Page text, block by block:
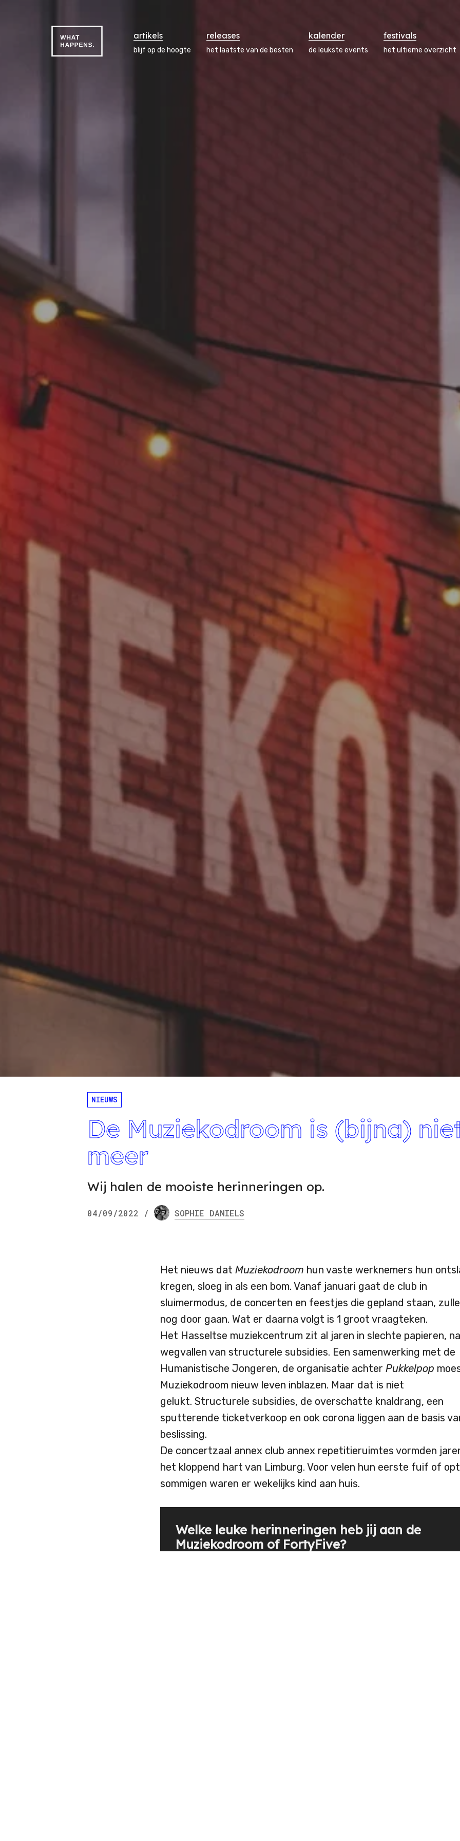
artikels
blijf op de hoogte
releases
het laatste van de besten
kalender
de leukste events
festivals
het ultieme overzicht
NIEUWS
De Muziekodroom is (bijna)
meer
Wij halen de mooiste herinneringen op.
04/09/2022 / SOPHIE DANIELS
Het nieuws dat Muziekodroom hun vaste werknemers hun
kregen, sloeg in als een bom. Vanaf januari gaat de club in
sluimermodus, de concerten en feestjes die gepland staan,
nog door gaan. Wat er daarna volgt is 1 groot vraagteken.
Het Hasseltse muziekcentrum zit al jaren in slechte papieren,
wegvallen van structurele subsidies. Een samenwerking met de
Humanistische Jongeren, de organisatie achter Pukkelpop
Muziekodroom nieuw leven inblazen. Maar dat is niet
gelukt. Structurele subsidies, de overschatte knaldrang, een
sputterende ticketverkoop en ook corona liggen aan de basis
beslissing.
De concertzaal annex club annex repetitieruimtes vormden
het kloppend hart van Limburg. Voor velen hun eerste fuif of
sommigen waren er wekelijks kind aan huis.
Welke leuke herinneringen heb jij aan de
Muziekodroom of FortyFive?